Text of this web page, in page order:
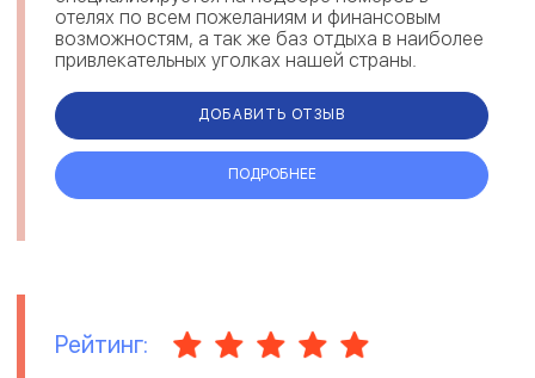
отелях по всем пожеланиям и финансовым
возможностям, а так же баз отдыха в наиболее
привлекательных уголках нашей страны.
многол...
ДОБАВИТЬ ОТЗЫВ
ПОДРОБНЕЕ
Рейтинг: